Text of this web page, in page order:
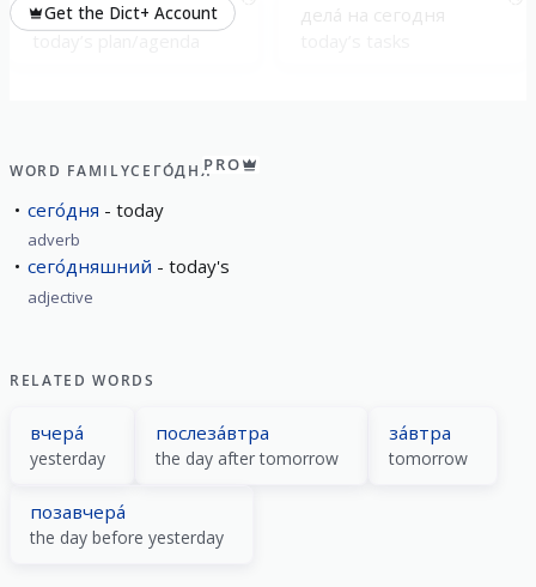
плáн на сегoдня
Get the Dict+ Account
WORD FAMILYСЕГО́ДНЯPRO
сего́дня today
adverb
сего́дняшний today's
adjective
RELATED WORDS
вчера́
yesterday
послеза́втра
the day after tomorrow
за́втра
tomorrow
позавчера́
the day before yesterday